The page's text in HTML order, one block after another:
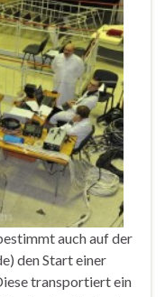
auch auf der
den Start einer
transportiert ein